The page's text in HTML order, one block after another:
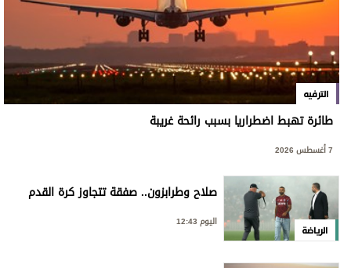
الترفيه
طائرة تهبط اضطراريا بسبب رائحة غريبة
الرياضة
صلاح وطرابزون.. صفقة تتجاوز كرة القدم
اليوم 12:43